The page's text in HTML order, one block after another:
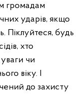
громадам
ударів, якщо
Піклуйтеся, будь
хто
чи
віку. І
до захисту